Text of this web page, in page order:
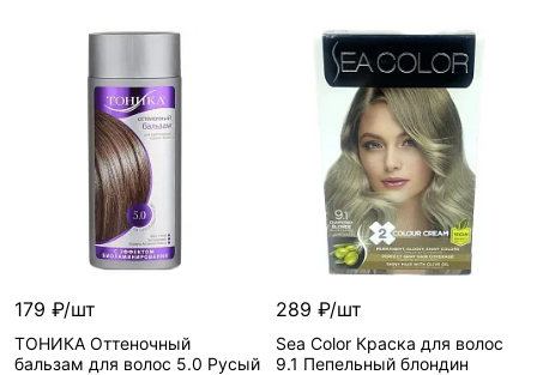
179 ₽/шт
ТОНИКА Оттеночный
бальзам для волос 5.0 Русый
289 ₽/шт
Sea Color Краска для волос
9.1 Пепельный блондин